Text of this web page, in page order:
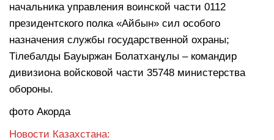
начальника управления воинской части 0112
президентского полка «Айбын» сил особого
назначения службы государственной охраны;
Тілебалды Бауыржан Болатханұлы – командир
дивизиона войсковой части 35748 министерства
обороны.
фото Акорда
Новости Казахстана: